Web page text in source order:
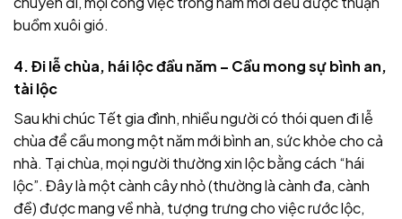
buồm xuôi gió.
4. Đi lễ chùa, hái lộc đầu năm – Cầu mong sự bình an,
tài lộc
Sau khi chúc Tết gia đình, nhiều người có thói quen đi lễ
chùa để cầu mong một năm mới bình an, sức khỏe cho cả
nhà. Tại chùa, mọi người thường xin lộc bằng cách “hái
lộc”. Đây là một cành cây nhỏ (thường là cành đa, cành
đề) được mang về nhà, tượng trưng cho việc rước lộc,